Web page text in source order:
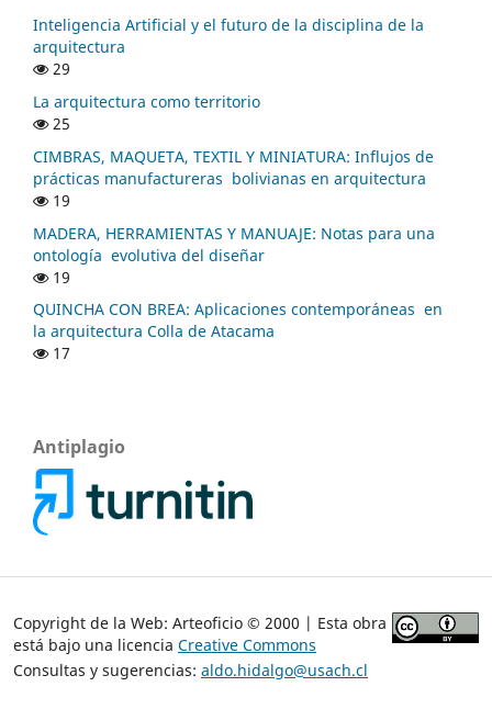
Inteligencia Artificial y el futuro de la disciplina de la
arquitectura
29
La arquitectura como territorio
25
CIMBRAS, MAQUETA, TEXTIL Y MINIATURA: Influjos de
prácticas manufactureras bolivianas en arquitectura
19
MADERA, HERRAMIENTAS Y MANUAJE: Notas para una
ontología evolutiva del diseñar
19
QUINCHA CON BREA: Aplicaciones contemporáneas en
la arquitectura Colla de Atacama
17
Antiplagio
Copyright de la Web: Arteoficio © 2000 | Esta obra
está bajo una licencia Creative Commons
Consultas y sugerencias: aldo.hidalgo@usach.cl